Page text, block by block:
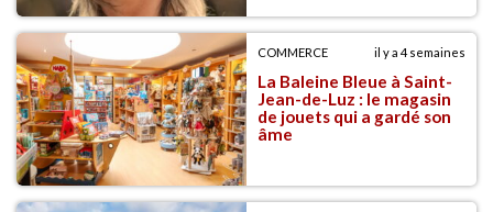
COMMERCE il y a 4 semaines
La Baleine Bleue à Saint-
Jean-de-Luz : le magasin
de jouets qui a gardé son
âme